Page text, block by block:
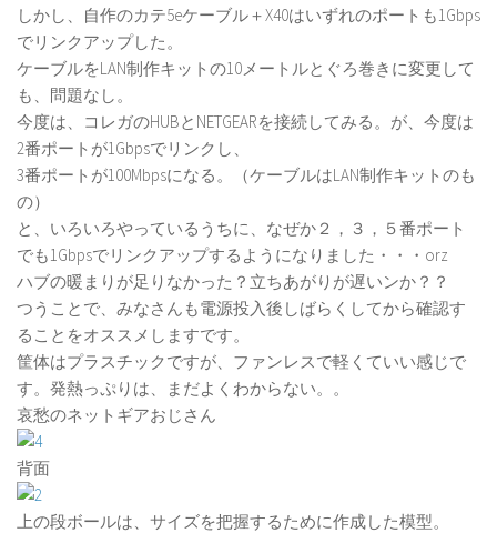
しかし、自作のカテ5eケーブル＋X40はいずれのポートも1Gbps
でリンクアップした。
ケーブルをLAN制作キットの10メートルとぐろ巻きに変更して
も、問題なし。
今度は、コレガのHUBとNETGEARを接続してみる。が、今度は
2番ポートが1Gbpsでリンクし、
3番ポートが100Mbpsになる。（ケーブルはLAN制作キットのも
の）
と、いろいろやっているうちに、なぜか２，３，５番ポート
でも1Gbpsでリンクアップするようになりました・・・orz
ハブの暖まりが足りなかった？立ちあがりが遅いンか？？
つうことで、みなさんも電源投入後しばらくしてから確認す
ることをオススメしますです。
筐体はプラスチックですが、ファンレスで軽くていい感じで
す。発熱っぷりは、まだよくわからない。。
哀愁のネットギアおじさん
背面
上の段ボールは、サイズを把握するために作成した模型。